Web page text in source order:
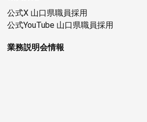
公式X 山口県職員採用
公式YouTube 山口県職員採用
業務説明会情報